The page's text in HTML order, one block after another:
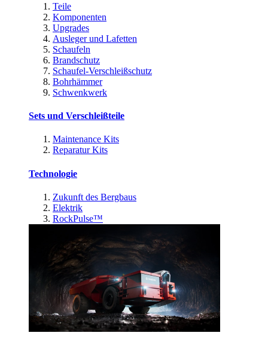
Teile
Komponenten
Upgrades
Ausleger und Lafetten
Schaufeln
Brandschutz
Schaufel-Verschleißschutz
Bohrhämmer
Schwenkwerk
Sets und Verschleißteile
Maintenance Kits
Reparatur Kits
Technologie
Zukunft des Bergbaus
Elektrik
RockPulse™